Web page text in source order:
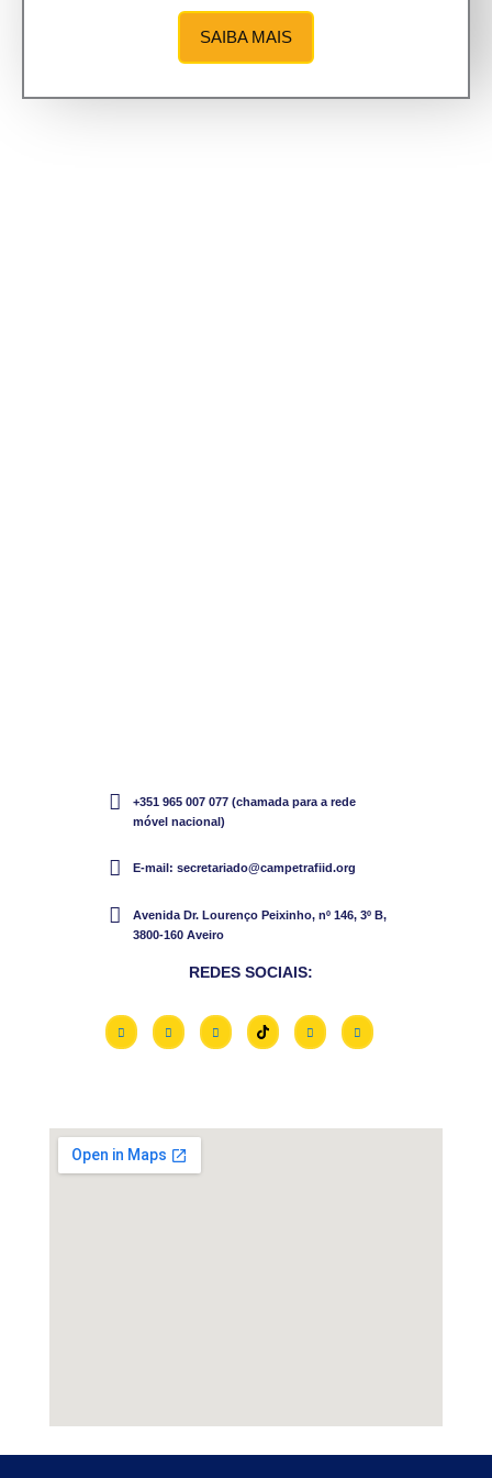
SAIBA MAIS
+351 965 007 077 (chamada para a rede
móvel nacional)
E-mail: secretariado@campetrafiid.org
Avenida Dr. Lourenço Peixinho, nº 146, 3º B,
3800-160 Aveiro
REDES SOCIAIS: